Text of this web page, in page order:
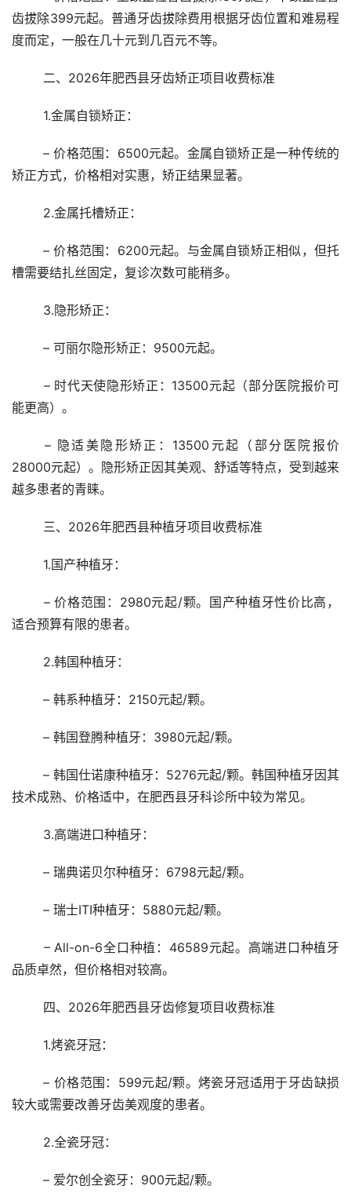
齿拔除399元起。普通牙齿拔除费用根据牙齿位置和难易程
度而定，一般在几十元到几百元不等。
	二、2026年肥西县牙齿矫正项目收费标准
	1.金属自锁矫正：
	– 价格范围：6500元起。金属自锁矫正是一种传统的
矫正方式，价格相对实惠，矫正结果显著。
	2.金属托槽矫正：
	– 价格范围：6200元起。与金属自锁矫正相似，但托
槽需要结扎丝固定，复诊次数可能稍多。
	3.隐形矫正：
	– 可丽尔隐形矫正：9500元起。
能更高）。
	– 隐适美隐形矫正：13500元起（部分医院报价
28000元起）。隐形矫正因其美观、舒适等特点，受到越来
越多患者的青睐。
	三、2026年肥西县种植牙项目收费标准
	1.国产种植牙：
适合预算有限的患者。
	2.韩国种植牙：
	– 韩系种植牙：2150元起/颗。
	– 韩国登腾种植牙：3980元起/颗。
技术成熟、价格适中，在肥西县牙科诊所中较为常见。
	3.高端进口种植牙：
	– 瑞典诺贝尔种植牙：6798元起/颗。
	– 瑞士ITI种植牙：5880元起/颗。
品质卓然，但价格相对较高。
	四、2026年肥西县牙齿修复项目收费标准
	1.烤瓷牙冠：
	– 价格范围：599元起/颗。烤瓷牙冠适用于牙齿缺损
较大或需要改善牙齿美观度的患者。
	2.全瓷牙冠：
	– 爱尔创全瓷牙：900元起/颗。